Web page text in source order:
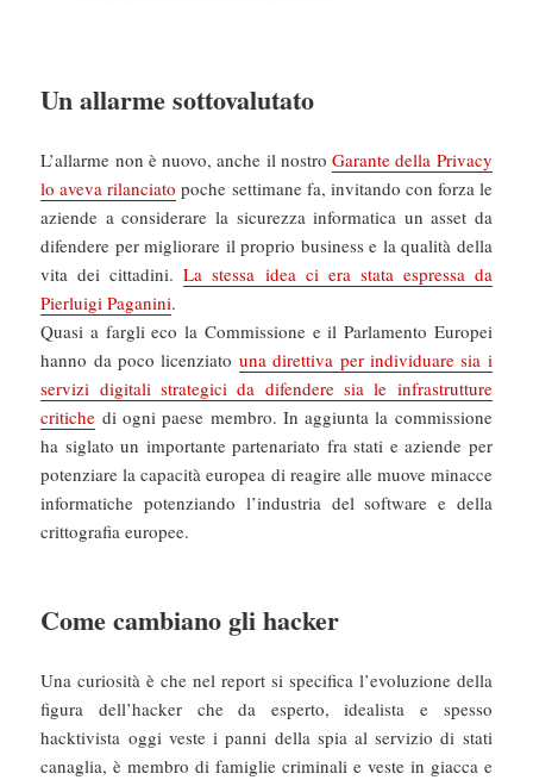
Un allarme sottovalutato
L’allarme non è nuovo, anche il nostroGarante della Privacy
lo aveva rilanciato poche settimane fa, invitando con forza le
aziende a considerare la sicurezza informatica un asset da
difendere per migliorare il proprio business e la qualità della
vita dei cittadini.La stessa idea ci era stata espressa da
Pierluigi Paganini.
Quasi a fargli eco la Commissione e il Parlamento Europei
hanno da poco licenziato una direttiva per individuare sia i
servizi digitali strategici da difendere sia le infrastrutture
critiche di ogni paese membro. In aggiunta la commissione
ha siglato un importante partenariato fra stati e aziende per
potenziare la capacità europea di reagire alle muove minacce
informatiche potenziando l’industria del software e della
crittografia europee.
Come cambiano gli hacker
Una curiosità è che nel report si specifica l’evoluzione della
figura dell’hacker che da esperto, idealista e spesso
hacktivista oggi veste i panni della spia al servizio di stati
canaglia, è membro di famiglie criminali e veste in giacca e